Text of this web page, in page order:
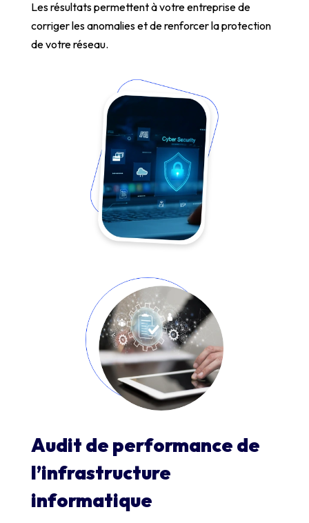
Les résultats permettent à votre entreprise de
corriger les anomalies et de renforcer la protection
de votre réseau.
Audit de performance de
l’infrastructure
informatique